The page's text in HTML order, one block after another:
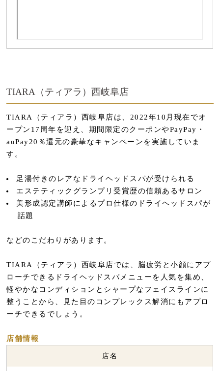
TIARA（ティアラ）西岐阜店
TIARA（ティアラ）西岐阜店は、2022年10月現在でオ
ープン17周年を迎え、期間限定のクーポンやPayPay・
auPay20％還元の豪華なキャンペーンを実施していま
す。
足湯付きのレアなドライヘッドスパが受けられる
エステティックグランプリ受賞歴の信頼あるサロン
美形成認定講師によるプロ仕様のドライヘッドスパが
話題
などのこだわりがあります。
TIARA（ティアラ）西岐阜店では、脳疲労と小顔にアプ
ローチできるドライヘッドスパメニューを人気を集め、
軽やかなコンディションとシャープなフェイスラインに
整うことから、見た目のコンプレックス解消にもアプロ
ーチできるでしょう。
店舗情報
店名